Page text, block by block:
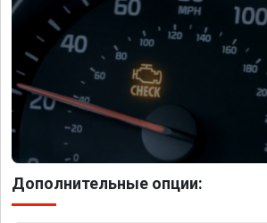
Дополнительные опции: